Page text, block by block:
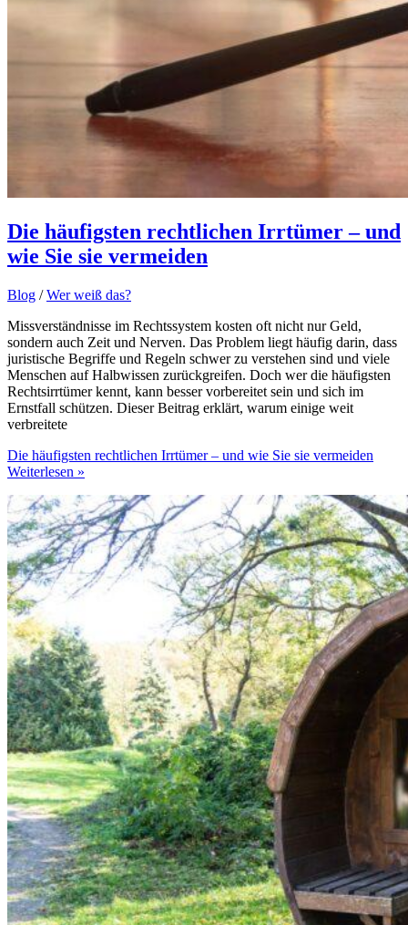
Die häufigsten rechtlichen Irrtümer – und
wie Sie sie vermeiden
Blog /Wer weiß das?
Missverständnisse im Rechtssystem kosten oft nicht nur Geld,
sondern auch Zeit und Nerven. Das Problem liegt häufig darin, dass
juristische Begriffe und Regeln schwer zu verstehen sind und viele
Menschen auf Halbwissen zurückgreifen. Doch wer die häufigsten
Rechtsirrtümer kennt, kann besser vorbereitet sein und sich im
Ernstfall schützen. Dieser Beitrag erklärt, warum einige weit
verbreitete
Die häufigsten rechtlichen Irrtümer – und wie Sie sie vermeiden
Weiterlesen »